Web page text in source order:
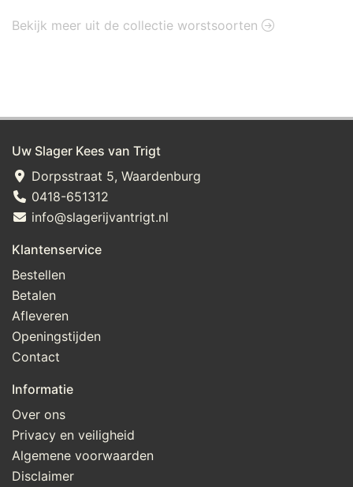
Bekijk meer uit de collectie worstsoorten
Uw Slager Kees van Trigt
Dorpsstraat 5, Waardenburg
0418-651312
info@slagerijvantrigt.nl
Klantenservice
Bestellen
Betalen
Afleveren
Openingstijden
Contact
Informatie
Over ons
Privacy en veiligheid
Algemene voorwaarden
Disclaimer